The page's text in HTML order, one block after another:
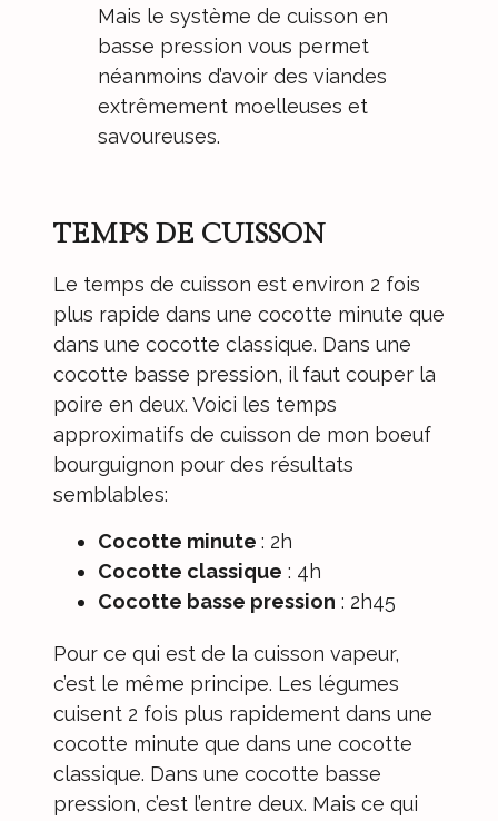
Mais le système de cuisson en
basse pression vous permet
néanmoins d’avoir des viandes
extrêmement moelleuses et
savoureuses.
TEMPS DE CUISSON
Le temps de cuisson est environ 2 fois
plus rapide dans une cocotte minute que
dans une cocotte classique. Dans une
cocotte basse pression, il faut couper la
poire en deux. Voici les temps
approximatifs de cuisson de mon boeuf
bourguignon pour des résultats
semblables:
Cocotte minute : 2h
Cocotte classique : 4h
Cocotte basse pression : 2h45
Pour ce qui est de la cuisson vapeur,
c’est le même principe. Les légumes
cuisent 2 fois plus rapidement dans une
cocotte minute que dans une cocotte
classique. Dans une cocotte basse
pression, c’est l’entre deux. Mais ce qui